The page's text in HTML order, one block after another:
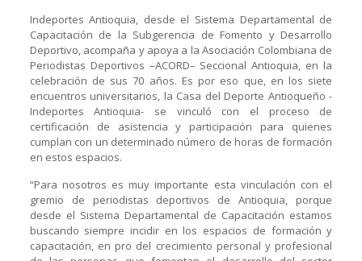
Indeportes Antioquia, desde el Sistema Departamental de
Capacitación de la Subgerencia de Fomento y Desarrollo
Deportivo, acompaña y apoya a la Asociación Colombiana de
Periodistas Deportivos –ACORD– Seccional Antioquia, en la
celebración de sus 70 años. Es por eso que, en los siete
encuentros universitarios, la Casa del Deporte Antioqueño -
Indeportes Antioquia- se vinculó con el proceso de
certificación de asistencia y participación para quienes
cumplan con un determinado número de horas de formación
en estos espacios.
“Para nosotros es muy importante esta vinculación con el
gremio de periodistas deportivos de Antioquia, porque
desde el Sistema Departamental de Capacitación estamos
buscando siempre incidir en los espacios de formación y
capacitación, en pro del crecimiento personal y profesional